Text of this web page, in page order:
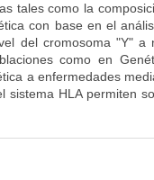
tales como la
con base en el
del cromosoma "Y" a
como en
a enfermedades
HLA permiten